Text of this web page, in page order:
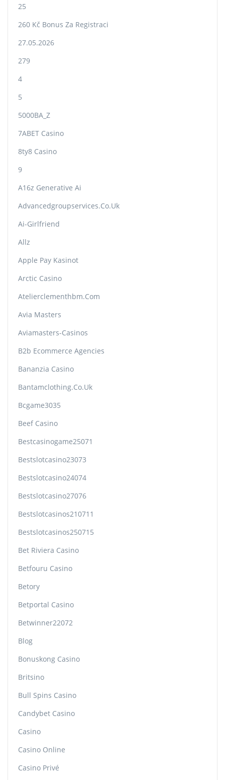
25
260 Kč Bonus Za Registraci
27.05.2026
279
4
5
5000BA_Z
7ABET Casino
8ty8 Casino
9
A16z Generative Ai
Advancedgroupservices.co.uk
Ai-Girlfriend
Allz
Apple Pay Kasinot
Arctic Casino
Atelierclementhbm.com
Avia Masters
Aviamasters-Casinos
B2b Ecommerce Agencies
Bananzia Casino
Bantamclothing.co.uk
Bcgame3035
Beef Casino
Bestcasinogame25071
Bestslotcasino23073
Bestslotcasino24074
Bestslotcasino27076
Bestslotcasinos210711
Bestslotcasinos250715
Bet Riviera Casino
Betfouru Casino
Betory
Betportal Casino
Betwinner22072
Blog
Bonuskong Casino
Britsino
Bull Spins Casino
Candybet Casino
Casino
Casino Online
Casino Privé